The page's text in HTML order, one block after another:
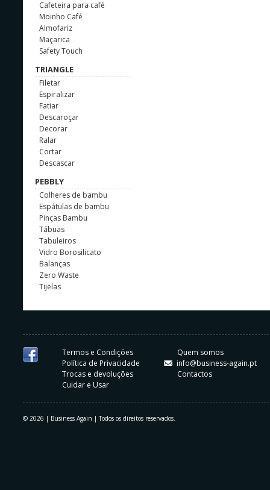
Cafeteira para café
Moinho Café
Almofariz
Maçarica
Safety Touch
TRIANGLE
Filetar
Espiralizar
Fatiar
Descaroçar
Decorar
Ralar
Cortar
Descascar
PEBBLY
Colheres de bambu
Espátulas de bambu
Pinças Bambu
Tábuas
Tabuleiros
Vidro Borosilicato
Balanças
Zero Waste
Tijelas
Termos e Condições
Política de Privacidade
Trocas e devoluções
Cuidar e Usar
Quem somos
info@business-again.pt
Contactos
© 2026 | Business Again | Todos os direitos reservados.